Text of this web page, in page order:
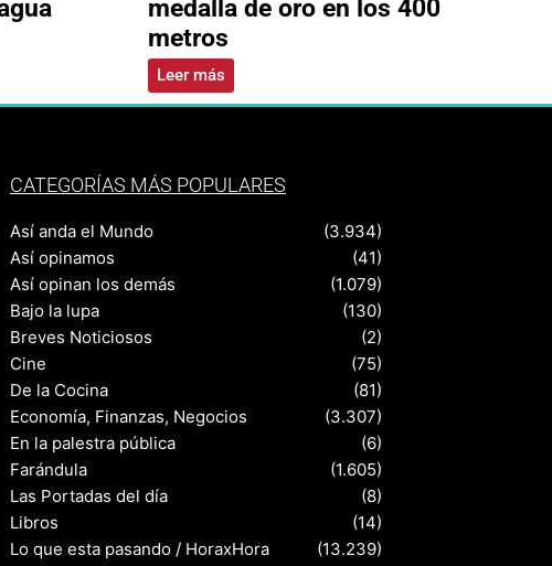
medalla de oro en los 400
metros
Leer más
CATEGORÍAS MÁS POPULARES
Así anda el Mundo
(3.934)
Así opinamos
(41)
Así opinan los demás
(1.079)
Bajo la lupa
(130)
Breves Noticiosos
(2)
Cine
(75)
De la Cocina
(81)
Economía, Finanzas, Negocios
(3.307)
En la palestra pública
(6)
Farándula
(1.605)
Las Portadas del día
(8)
Libros
(14)
Lo que esta pasando / HoraxHora
(13.239)